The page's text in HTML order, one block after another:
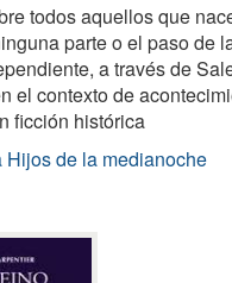
todos aquellos que
parte o el paso de
a través de
el contexto de
ficción histórica
Hijos de la medianoche